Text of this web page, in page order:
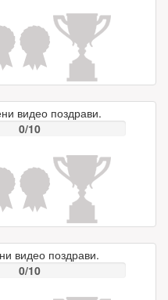
видео поздрави.
0/10
видео поздрави.
0/10